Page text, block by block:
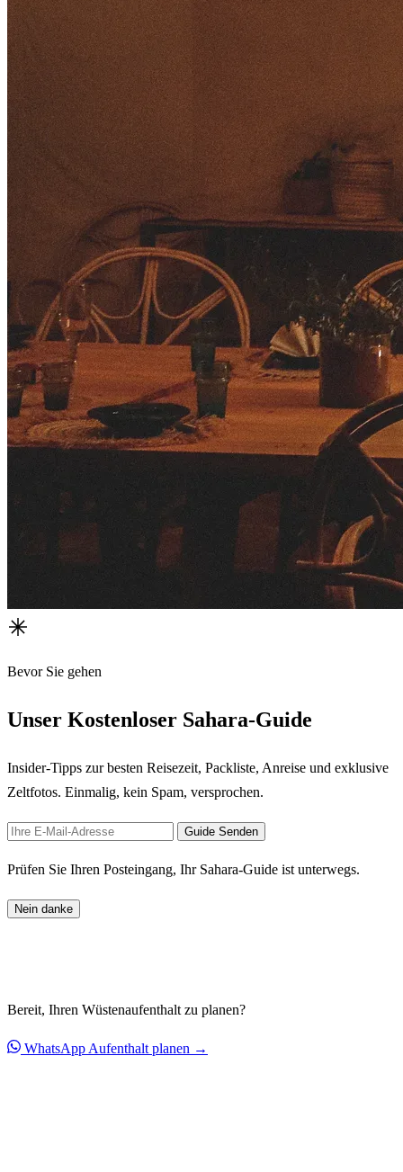
Bevor Sie gehen
Unser Kostenloser Sahara-Guide
Insider-Tipps zur besten Reisezeit, Packliste, Anreise und exklusive
Zeltfotos. Einmalig, kein Spam, versprochen.
Guide Senden
Prüfen Sie Ihren Posteingang, Ihr Sahara-Guide ist unterwegs.
Nein danke
Bereit, Ihren Wüstenaufenthalt zu planen?
WhatsApp Aufenthalt planen →